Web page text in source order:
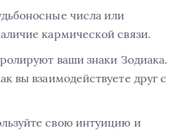
числа или
кармической связи.
ваши знаки Зодиака.
вы взаимодействуете друг с
свою интуицию и